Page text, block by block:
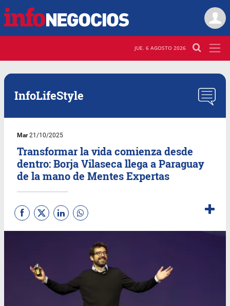
JUE. 6 AGOSTO 2026
InfoLifeStyle
Mar21/10/2025
Transformar la vida comienza desde
dentro: Borja Vilaseca llega a Paraguay
de la mano de Mentes Expertas